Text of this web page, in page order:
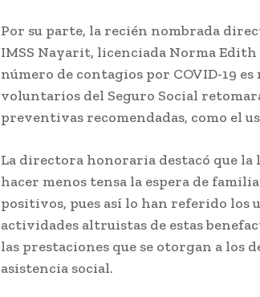
Por su parte, la recién nombrada
IMSS Nayarit, licenciada Norma
número de contagios por COVID-19
voluntarios del Seguro Social
preventivas recomendadas, como el
La directora honoraria destacó que
hacer menos tensa la espera de
positivos, pues así lo han referido los
actividades altruistas de estas
las prestaciones que se otorgan a los
asistencia social.